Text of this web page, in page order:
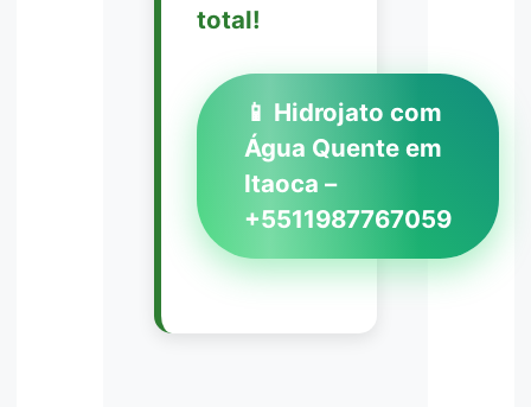
total!
📱 Hidrojato com
Água Quente em
Itaoca –
+5511987767059